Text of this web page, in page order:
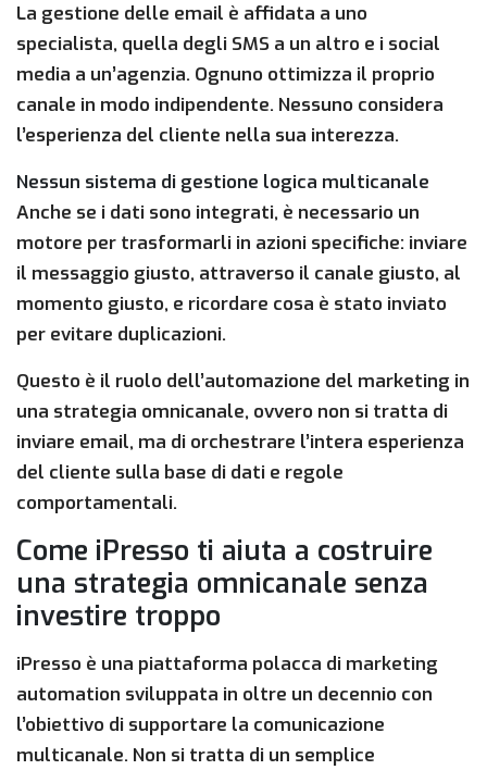
La gestione delle email è affidata a uno
specialista, quella degli SMS a un altro e i social
media a un’agenzia. Ognuno ottimizza il proprio
canale in modo indipendente. Nessuno considera
l’esperienza del cliente nella sua interezza.
Nessun sistema di gestione logica multicanale
Anche se i dati sono integrati, è necessario un
motore per trasformarli in azioni specifiche: inviare
il messaggio giusto, attraverso il canale giusto, al
momento giusto, e ricordare cosa è stato inviato
per evitare duplicazioni.
Questo è il ruolo dell’automazione del marketing in
una strategia omnicanale, ovvero non si tratta di
inviare email, ma di orchestrare l’intera esperienza
del cliente sulla base di dati e regole
comportamentali.
Come iPresso ti aiuta a costruire
una strategia omnicanale senza
investire troppo
iPresso è una piattaforma polacca di marketing
automation sviluppata in oltre un decennio con
l’obiettivo di supportare la comunicazione
multicanale. Non si tratta di un semplice